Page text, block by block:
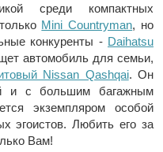
среди компактных
Mini Countryman, но
конкуренты - Daihatsu
автомобиль для семьи,
Nissan Qashqai. Он
и с большим багажным
экземпляром особой
эгоистов. Любить его за
Вам!